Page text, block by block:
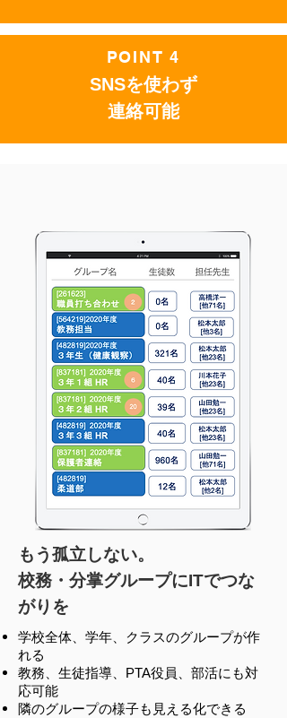
POINT 4
SNSを使わず
連絡可能
もう孤立しない。
校務・分掌グループにITでつな
がりを
学校全体、学年、クラスのグループが作
れる
教務、生徒指導、PTA役員、部活にも対
応可能
隣のグループの様子も見える化できる